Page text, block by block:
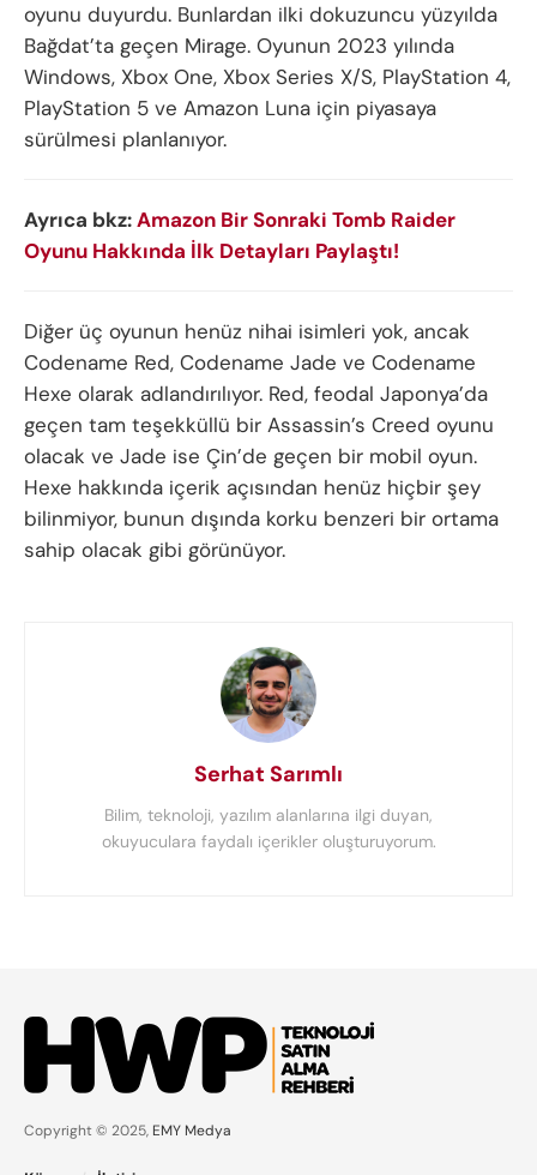
oyunu duyurdu. Bunlardan ilki dokuzuncu yüzyılda
Bağdat’ta geçen Mirage. Oyunun 2023 yılında
Windows, Xbox One, Xbox Series X/S, PlayStation 4,
PlayStation 5 ve Amazon Luna için piyasaya
sürülmesi planlanıyor.
Ayrıca bkz:Amazon Bir Sonraki Tomb Raider
Oyunu Hakkında İlk Detayları Paylaştı!
Diğer üç oyunun henüz nihai isimleri yok, ancak
Codename Red, Codename Jade ve Codename
Hexe olarak adlandırılıyor. Red, feodal Japonya’da
geçen tam teşekküllü bir Assassin’s Creed oyunu
olacak ve Jade ise Çin’de geçen bir mobil oyun.
Hexe hakkında içerik açısından henüz hiçbir şey
bilinmiyor, bunun dışında korku benzeri bir ortama
sahip olacak gibi görünüyor.
Serhat Sarımlı
Bilim, teknoloji, yazılım alanlarına ilgi duyan,
okuyuculara faydalı içerikler oluşturuyorum.
Copyright © 2025, EMY Medya